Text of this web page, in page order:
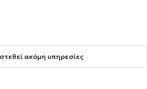
ακόμη υπηρεσίες